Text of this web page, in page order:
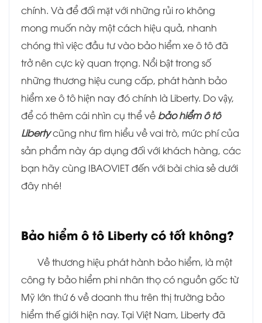
chính. Và để đối mặt với những rủi ro không
mong muốn này một cách hiệu quả, nhanh
chóng thì việc đầu tư vào bảo hiểm xe ô tô đã
trở nên cực kỳ quan trọng. Nổi bật trong số
những thương hiệu cung cấp, phát hành bảo
hiểm xe ô tô hiện nay đó chính là Liberty. Do vậy,
để có thêm cái nhìn cụ thể về bảo hiểm ô tô
Libertycũng như tìm hiểu về vai trò, mức phí của
sản phẩm này áp dụng đối với khách hàng, các
bạn hãy cùng IBAOVIET đến với bài chia sẻ dưới
đây nhé!
Bảo hiểm ô tô Liberty có tốt không?
Về thương hiệu phát hành bảo hiểm, là một
công ty bảo hiểm phi nhân thọ có nguồn gốc từ
Mỹ lớn thứ 6 về doanh thu trên thị trường bảo
hiểm thế giới hiện nay. Tại Việt Nam, Liberty đã